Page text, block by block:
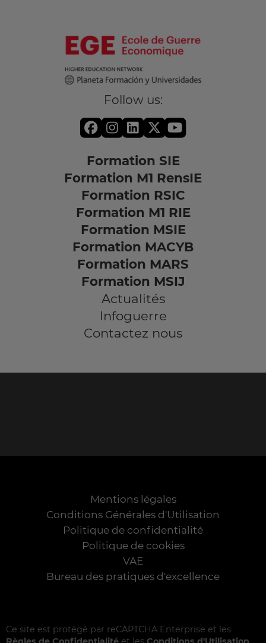
Follow us:
Formation SIE
Formation M1 RensIE
Formation RSIC
Formation M1 RIE
Formation MSIE
Formation MACYB
Formation MARS
Formation MSIJ
Actualités
Infoguerre
Contactez nous
Mentions légales
Conditions Générales d'Utilisation
Politique de confidentialité
Politique de cookies
VAE
Bureau des pratiques d'excellence
Ce site est protégé par reCAPTCHA Enterprise et les